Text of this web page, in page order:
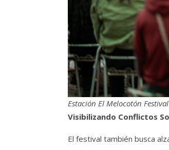
Estación El Melocotón
Visibilizando Conflictos
El festival también busca